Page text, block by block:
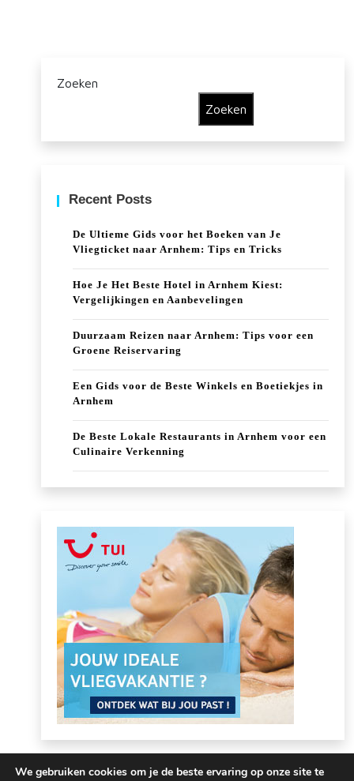
Zoeken
Zoeken
Recent Posts
De Ultieme Gids voor het Boeken van Je
Vliegticket naar Arnhem: Tips en Tricks
Hoe Je Het Beste Hotel in Arnhem Kiest:
Vergelijkingen en Aanbevelingen
Duurzaam Reizen naar Arnhem: Tips voor een
Groene Reiservaring
Een Gids voor de Beste Winkels en Boetiekjes in
Arnhem
De Beste Lokale Restaurants in Arnhem voor een
Culinaire Verkenning
We gebruiken cookies om je de beste ervaring op onze site te